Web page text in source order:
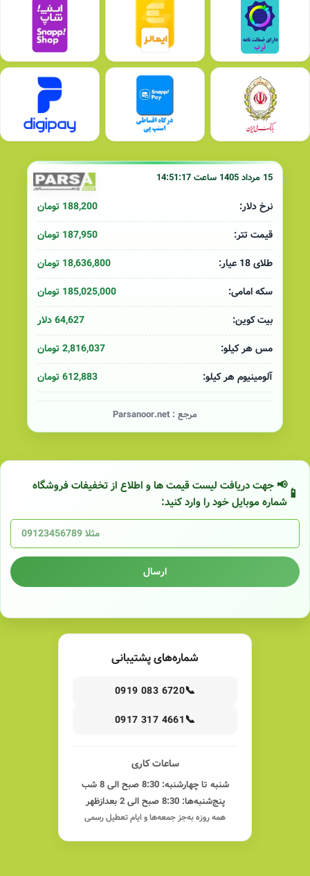
15 مرداد 1405 ساعت 14:51:17
نرخ دلار:
188,200 تومان
قیمت تتر:
187,950 تومان
طلای 18 عیار:
18,636,800 تومان
سکه امامی:
185,025,000 تومان
بیت کوین:
64,627 دلار
مس هر کیلو:
2,816,037 تومان
آلومینیوم هر کیلو:
612,883 تومان
مرجع : Parsanoor.net
📢 جهت دریافت لیست قیمت ها و اطلاع از تخفیفات فروشگاه
شماره موبایل خود را وارد کنید:
ارسال
شماره‌های پشتیبانی
📞
0919 083 6720
📞
0917 317 4661
ساعات کاری
شنبه تا چهارشنبه: 8:30 صبح الی 8 شب
پنج‌شنبه‌ها: 8:30 صبح الی 2 بعدازظهر
همه روزه به‌جز جمعه‌ها و ایام تعطیل رسمی